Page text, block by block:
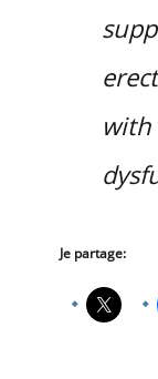
Je partage: